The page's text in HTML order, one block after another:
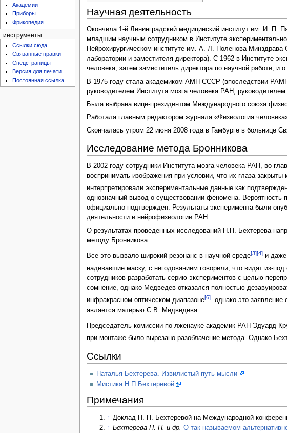
Академии
Приборы
Фрикопедия
инструменты
Ссылки сюда
Связанные правки
Спецстраницы
Версия для печати
Постоянная ссылка
Научная деятельность
Окончила 1-й Ленинградский медицинский институт им. И.
младшим научным сотрудником в Институте
Нейрохирургическом институте им. А. Л. Поленова
лаборатории и заместителя директора). С 1962 в Институте
человека, затем заместитель директора по научной работе,
В 1975 году стала академиком АМН СССР (впоследствии
руководителем Института мозга человека РАН,
Была выбрана вице-президентом Международного союза
Работала главным редактором журнала «Физиология
Скончалась утром 22 июня 2008 года в Гамбурге в больнице
Исследование метода Бронникова
В 2002 году сотрудники Института мозга человека РАН, во
воспринимать изображения при условии, что их глаза
интерпретировали экспериментальные данные как
однозначный вывод о существовании феномена. Вероятность
официально подтвержден. Результаты эксперимента были
деятельности и нейрофизиологии РАН.
О результатах проведенных исследований Н.П. Бехтерева
методу Бронникова.
Все это вызвало широкий резонанс в научной среде[3][4]и даже
надевавшие маску, с негодованием говорили, что видят из-под
сотрудников разработать серию экспериментов с целью
сомнение, однако Медведев отказался полностью
инфракрасном оптическом диапазоне[6]. однако это
является матерью С.В. Медведева.
Председатель комиссии по лженауке академик РАН Эдуард
при монтаже было вырезано разоблачение метода. Однако
Ссылки
Наталья Бехтерева. Извилистый путь мысли
Мистика Н.П.Бехтеревой
Примечания
↑ Доклад Н. П. Бехтеревой на Международной
↑ Бехтерева Н. П. и др. О так называемом